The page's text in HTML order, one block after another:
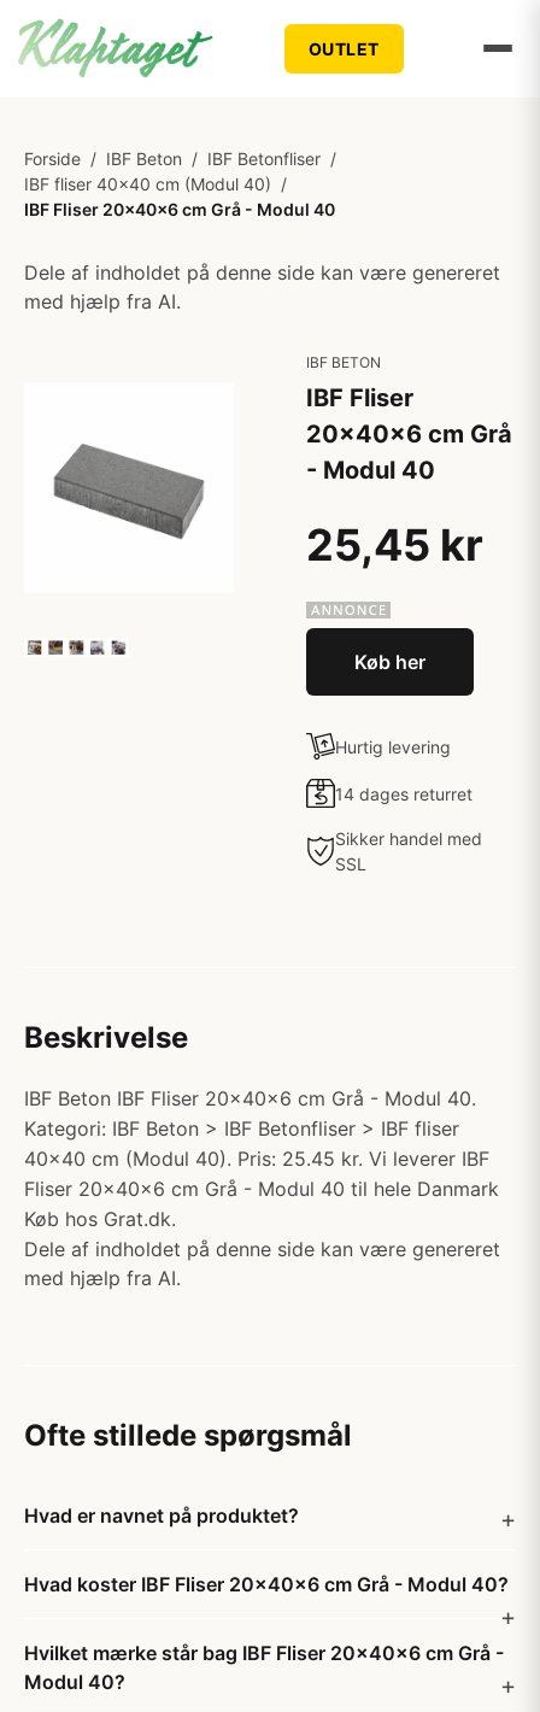
OUTLET
Forside / IBF Beton / IBF Betonfliser /
IBF fliser 40x40 cm (Modul 40) /
IBF Fliser 20x40x6 cm Grå - Modul 40
Dele af indholdet på denne side kan være genereret
med hjælp fra AI.
IBF BETON
IBF Fliser
20x40x6 cm Grå
- Modul 40
25,45 kr
Køb her
Hurtig levering
14 dages returret
Sikker handel med
SSL
Beskrivelse
IBF Beton IBF Fliser 20x40x6 cm Grå - Modul 40.
Kategori: IBF Beton > IBF Betonfliser > IBF fliser
40x40 cm (Modul 40). Pris: 25.45 kr. Vi leverer IBF
Fliser 20x40x6 cm Grå - Modul 40 til hele Danmark
Køb hos Grat.dk.
Dele af indholdet på denne side kan være genereret
med hjælp fra AI.
Ofte stillede spørgsmål
Hvad er navnet på produktet?
Hvad koster IBF Fliser 20x40x6 cm Grå - Modul 40?
Hvilket mærke står bag IBF Fliser 20x40x6 cm Grå -
Modul 40?